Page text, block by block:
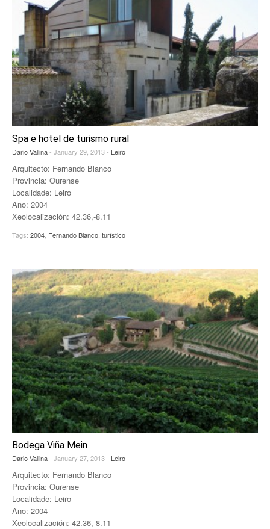
Spa e hotel de turismo rural
Dario Vallina- January 29, 2013 - Leiro
Arquitecto: Fernando Blanco
Provincia: Ourense
Localidade: Leiro
Ano: 2004
Xeolocalización: 42.36,-8.11
Tags: 2004 Fernando Blanco turístico
Bodega Viña Mein
Dario Vallina- January 27, 2013 - Leiro
Arquitecto: Fernando Blanco
Provincia: Ourense
Localidade: Leiro
Ano: 2004
Xeolocalización: 42.36,-8.11